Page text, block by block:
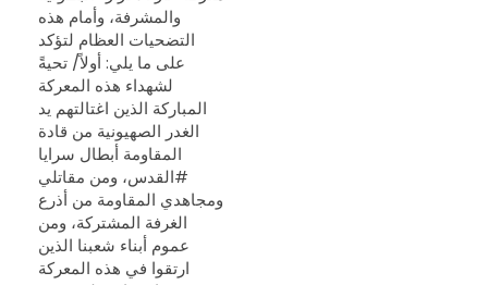
والمشرفة، وأمام هذه
التضحيات العظام لتؤكد
على ما يلي: أولاً/ تحيةً
لشهداء هذه المعركة
المباركة الذين اغتالتهم يد
الغدر الصهيونية من قادة
المقاومة أبطال سرايا
#القدس، ومن مقاتلي
ومجاهدي المقاومة من أذرع
الغرفة المشتركة، ومن
عموم أبناء شعبنا الذين
ارتقوا في هذه المعركة